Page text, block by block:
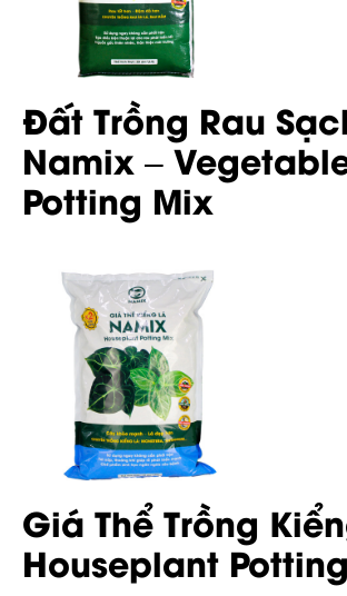
Đất Trồng Rau
Namix –
Potting Mix
Giá Thể Trồng
Houseplant